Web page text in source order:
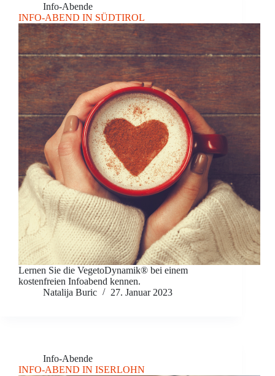
Info-Abende
INFO-ABEND IN SÜDTIROL
Lernen Sie die VegetoDynamik® bei einem
kostenfreien Infoabend kennen.
Natalija Buric
27. Januar 2023
Info-Abende
INFO-ABEND IN ISERLOHN